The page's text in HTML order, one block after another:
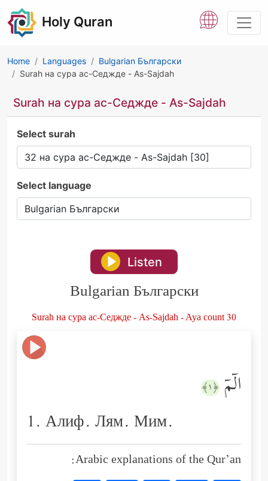
Holy Quran
Home Languages
Bulgarian Български
Surah на сура ас-Седжде - As-Sajdah
Surah на сура ас-Седжде - As-Sajdah
Select surah
Select language
Listen
Bulgarian Български
Surah на сура ас-Седжде - As-Sajdah - Aya count 30
الۤمۤ ﴿١﴾
1. Алиф. Лям. Мим.
Arabic explanations of the Qur’an: